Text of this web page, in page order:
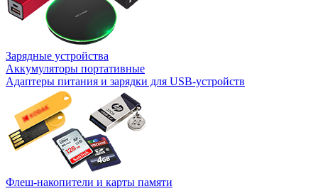
Зарядные устройства
Аккумуляторы портативные
Адаптеры питания и зарядки для USB-устройств
Флеш-накопители и карты памяти